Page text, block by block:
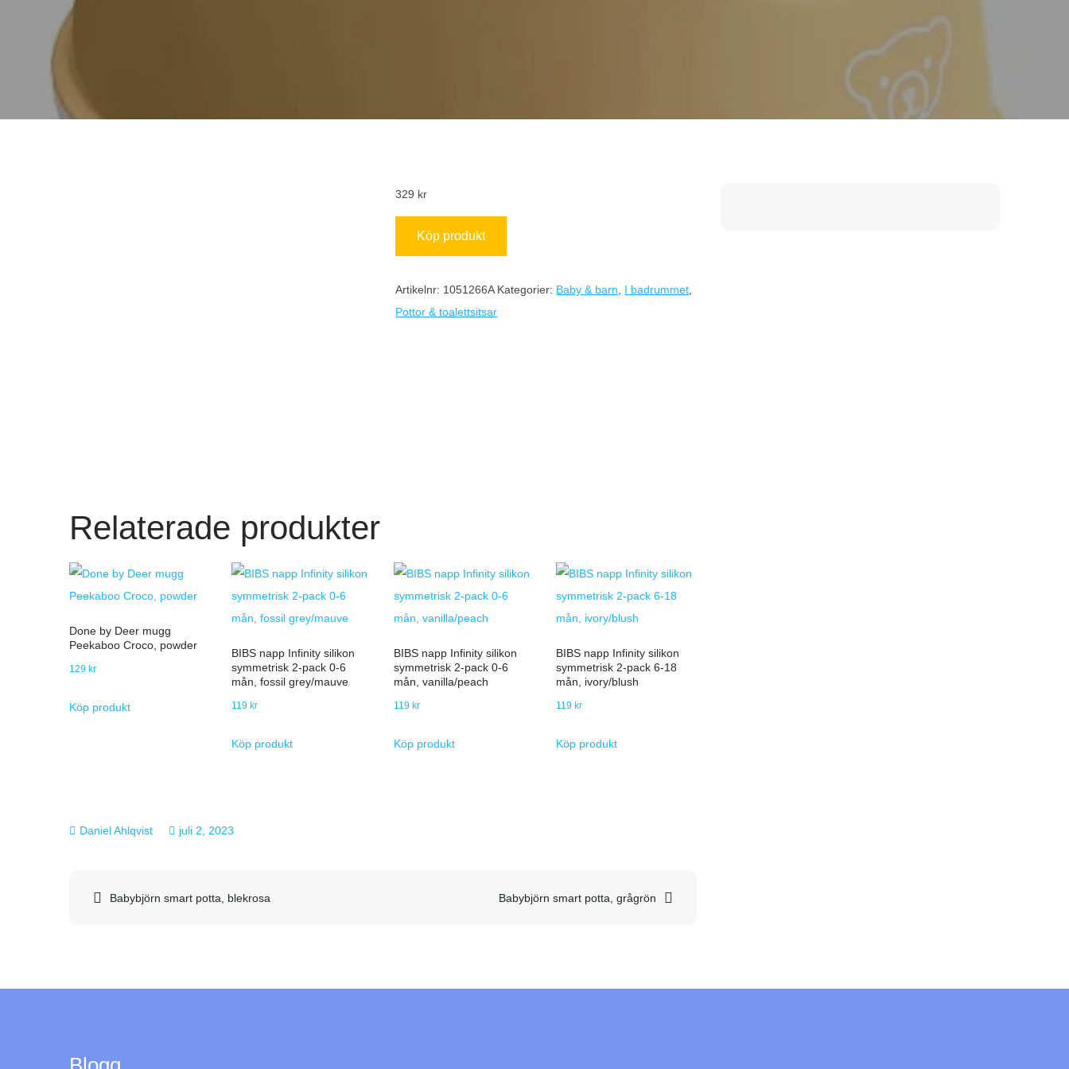
329 kr
Köp produkt
Artikelnr: 1051266A Kategorier: Baby & barn I badrummet
Pottor & toalettsitsar
Relaterade produkter
Done by Deer mugg
Peekaboo Croco, powder
129 kr
Köp produkt
BIBS napp Infinity silikon
symmetrisk 2-pack 0-6
mån, fossil grey/mauve
119 kr
Köp produkt
BIBS napp Infinity silikon
symmetrisk 2-pack 0-6
mån, vanilla/peach
119 kr
Köp produkt
BIBS napp Infinity silikon
symmetrisk 2-pack 6-18
mån, ivory/blush
119 kr
Köp produkt
juli 2, 2023
Inläggsnavigering
Babybjörn smart potta, blekrosa Babybjörn smart potta, grågrön